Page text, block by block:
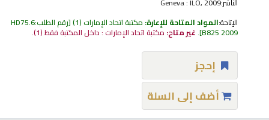
الإتاحة:المواد المتاحة للإعارة: مكتبة اتحاد الإمارات (1) رقم الطلب:HD75.6
B825 2009
.غير متاح: مكتبة اتحاد الإمارات : داخل المكتبة فقط(1).
إحجز
أضف إلى السلة